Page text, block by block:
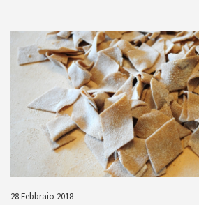
28 Febbraio 2018